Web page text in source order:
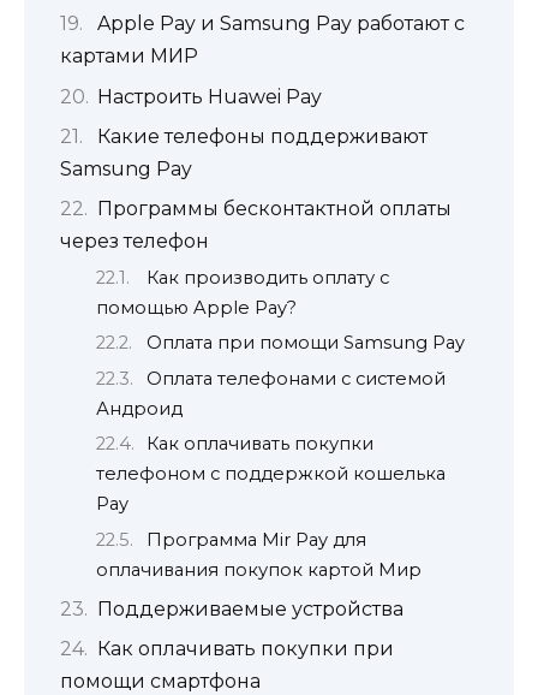
Apple Pay и Samsung Pay работают с
картами МИР
Настроить Huawei Pay
Какие телефоны поддерживают
Samsung Pay
Программы бесконтактной оплаты
через телефон
Как производить оплату с
помощью Apple Pay?
Оплата при помощи Samsung Pay
Оплата телефонами с системой
Андроид
Как оплачивать покупки
телефоном с поддержкой кошелька
Pay
Программа Mir Pay для
оплачивания покупок картой Мир
Поддерживаемые устройства
Как оплачивать покупки при
помощи смартфона